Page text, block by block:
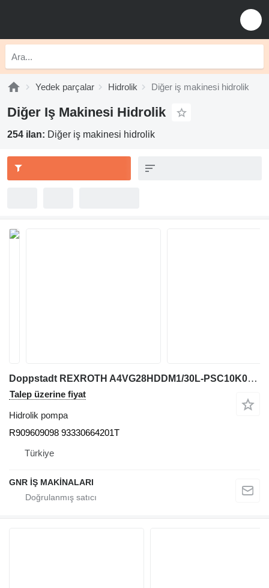
Yedek parçalar Hidrolik Diğer iş makinesi hidrolik
Diğer Iş Makinesi Hidrolik
254 ilan: Diğer iş makinesi hidrolik
Doppstadt REXROTH A4VG28HDDM1/30L-PSC10K01XE-S R909609098 93330664201T hidrolik pompa
Talep üzerine fiyat
Hidrolik pompa
R909609098 93330664201T
Türkiye
GNR İŞ MAKİNALARI